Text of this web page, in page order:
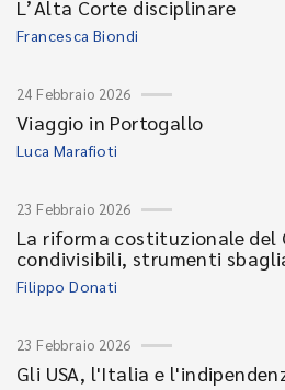
L’Alta Corte disciplinare
Francesca Biondi
24 Febbraio 2026
Viaggio in Portogallo
Luca Marafioti
23 Febbraio 2026
La riforma costituzionale del
condivisibili, strumenti
Filippo Donati
23 Febbraio 2026
Gli USA, l'Italia e